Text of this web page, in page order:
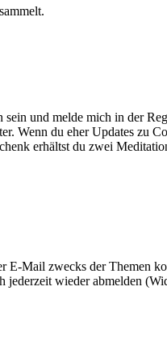
und melde mich in der
Wenn du eher Updates zu
erhältst du zwei
Mail zwecks der Themen
wieder abmelden